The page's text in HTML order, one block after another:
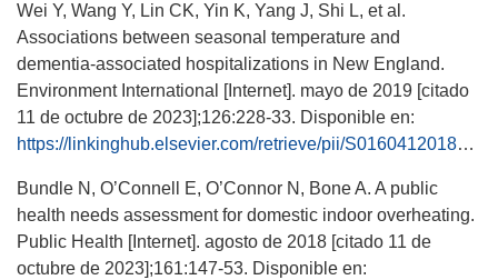
Wei Y, Wang Y, Lin CK, Yin K, Yang J, Shi L, et al.
Associations between seasonal temperature and
dementia-associated hospitalizations in New England.
Environment International [Internet]. mayo de 2019 [citado
11 de octubre de 2023];126:228-33. Disponible en:
https://linkinghub.elsevier.com/retrieve/pii/S0160412018318737
Bundle N, O’Connell E, O’Connor N, Bone A. A public
health needs assessment for domestic indoor overheating.
Public Health [Internet]. agosto de 2018 [citado 11 de
octubre de 2023];161:147-53. Disponible en: